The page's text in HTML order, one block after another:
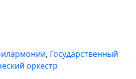
, Государственный
оркестр